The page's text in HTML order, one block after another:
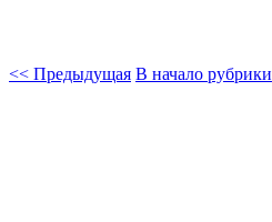
<< Предыдущая В начало рубрики